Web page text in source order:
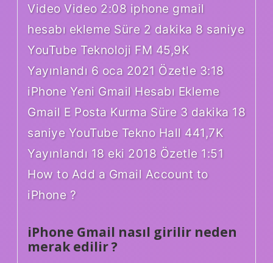
Video Video 2:08 iphone gmail
hesabı ekleme Süre 2 dakika 8 saniye
YouTube Teknoloji FM 45,9K
Yayınlandı 6 oca 2021 Özetle 3:18
iPhone Yeni Gmail Hesabı Ekleme
Gmail E Posta Kurma Süre 3 dakika 18
saniye YouTube Tekno Hall 441,7K
Yayınlandı 18 eki 2018 Özetle 1:51
How to Add a Gmail Account to
iPhone ?
iPhone Gmail nasıl girilir neden
merak edilir ?